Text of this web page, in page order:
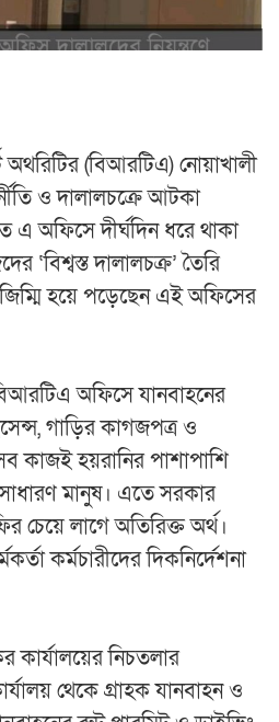
অথরিটির (বিআরটিএ) নোয়াখালী
ও দালালচক্রে আটকা
এ অফিসে দীর্ঘদিন ধরে থাকা
‘বিশ্বস্ত দালালচক্র’ তৈরি
হয়ে পড়েছেন এই অফিসের
অফিসে যানবাহনের
গাড়ির কাগজপত্র ও
কাজই হয়রানির পাশাপাশি
মানুষ। এতে সরকার
চেয়ে লাগে অতিরিক্ত অর্থ।
কর্মচারীদের দিকনির্দেশনা
কার্যালয়ের নিচতলার
থেকে গ্রাহক যানবাহন ও